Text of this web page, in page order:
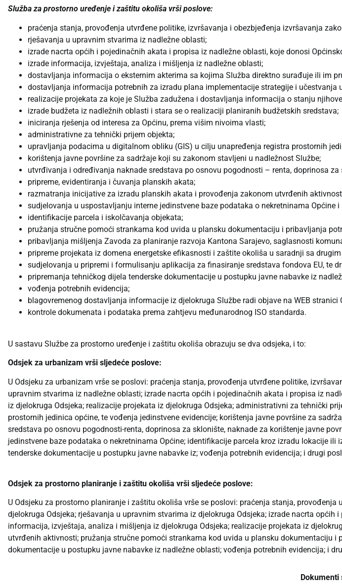
Služba za prostorno uređenje i zaštitu okoliša vrši poslove:
praćenja stanja, provođenja utvrđene politike, izvršavanja i obezbjeđenja izvršavanja
rješavanja u upravnim stvarima iz nadležne oblasti;
izrade nacrta općih i pojedinačnih akata i propisa iz nadležne oblasti, koje donosi
izrade informacija, izvještaja, analiza i mišljenja iz nadležne oblasti;
dostavljanja informacija o eksternim akterima sa kojima Služba direktno surađuje ili im
dostavljanja informacija potrebnih za izradu plana implementacije strategije i učestvanja
realizacije projekata za koje je Služba zadužena i dostavljanja informacija o stanju
izrade budžeta iz nadležnih oblasti i stara se o realizaciji planiranih budžetskih sredstava;
iniciranja rješenja od interesa za Općinu, prema višim nivoima vlasti;
administrativne za tehnički prijem objekta;
upravljanja podacima u digitalnom obliku (GIS) u cilju unapređenja registra prostornih
korištenja javne površine za sadržaje koji su zakonom stavljeni u nadležnost Službe;
utvrđivanja i određivanja naknade sredstava po osnovu pogodnosti – renta, doprinosa
pripreme, evidentiranja i čuvanja planskih akata;
razmatranja inicijative za izradu planskih akata i provođenja zakonom utvrđenih
sudjelovanja u uspostavljanju interne jedinstvene baze podataka o nekretninama Općine
identifikacije parcela i iskolčavanja objekata;
pružanja stručne pomoći strankama kod uvida u plansku dokumentaciju i pribavljanja
pribavljanja mišljenja Zavoda za planiranje razvoja Kantona Sarajevo, saglasnosti
pripreme projekata iz domena energetske efikasnosti i zaštite okoliša u saradnji sa
sudjelovanja u pripremi i formulisanju aplikacija za finasiranje sredstava fondova EU, te
pripremanja tehničkog dijela tenderske dokumentacije u postupku javne nabavke iz
vođenja potrebnih evidencija;
blagovremenog dostavljanja informacije iz djelokruga Službe radi objave na WEB stranici
kontrole dokumenata i podataka prema zahtjevu međunarodnog ISO standarda.
U sastavu Službe za prostorno uređenje i zaštitu okoliša obrazuju se dva odsjeka, i to:
Odsjek za urbanizam vrši sljedeće poslove:
U Odsjeku za urbanizam vrše se poslovi: praćenja stanja, provođenja utvrđene politike,
upravnim stvarima iz nadležne oblasti; izrade nacrta općih i pojedinačnih akata i propisa iz
iz djelokruga Odsjeka; realizacije projekata iz djelokruga Odsjeka; administrativni za tehnički
prostornih jedinica općine, te vođenja jedinstvene evidencije; korištenja javne površine za
sredstava po osnovu pogodnosti-renta, doprinosa za sklonište, naknade za korištenje javne
jedinstvene baze podataka o nekretninama Općine; identifikacije parcela kroz izradu lokacije
tenderske dokumentacije u postupku javne nabavke iz; vođenja potrebnih evidencija; i drugi
Odsjek za prostorno planiranje i zaštitu okoliša vrši sljedeće poslove:
U Odsjeku za prostorno planiranje i zaštitu okoliša vrše se poslovi: praćenja stanja,
djelokruga Odsjeka; rješavanja u upravnim stvarima iz djelokruga Odsjeka; izrade nacrta
informacija, izvještaja, analiza i mišljenja iz djelokruga Odsjeka; realizacije projekata iz
utvrđenih aktivnosti; pružanja stručne pomoći strankama kod uvida u plansku dokumentaciju
dokumentacije u postupku javne nabavke iz nadležne oblasti; vođenja potrebnih evidencija; i
Dokumenti